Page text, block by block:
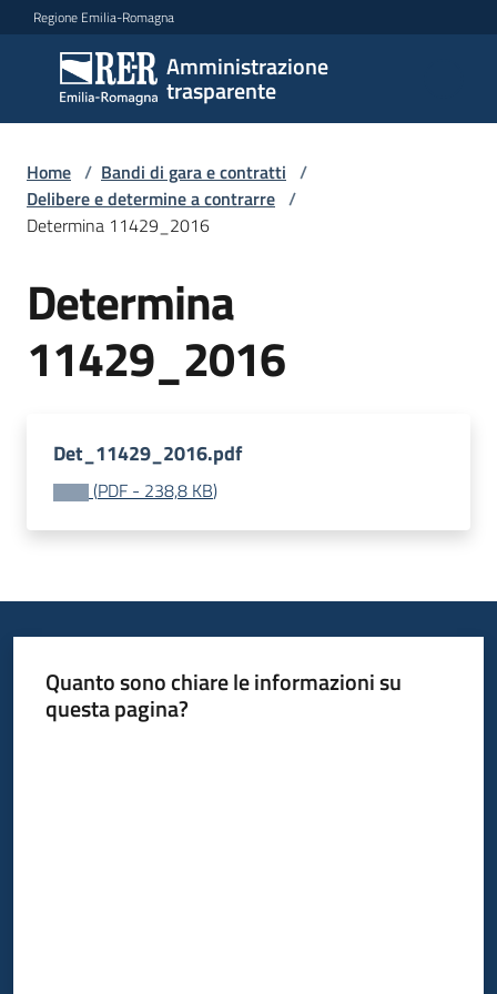
Vai al contenuto
Vai alla navigazione
Vai al footer
Regione Emilia-Romagna
Amministrazione
trasparente
Amministrazione
trasparente
Sottosezioni
Accesso
Home / Bandi di gara e contratti /
Delibere e determine a contrarre /
Determina 11429_2016
Determina
11429_2016
Det_11429_2016.pdf
(PDF - 238,8 KB)
Quanto sono chiare le informazioni su
questa pagina?